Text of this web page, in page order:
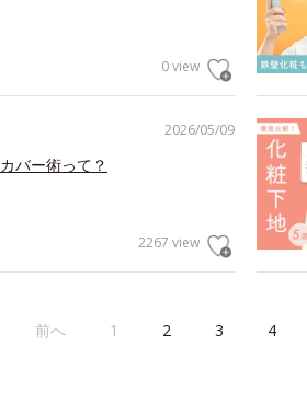
0 view
2026/05/09
バー術って？
2267 view
前へ 1 2 3 4